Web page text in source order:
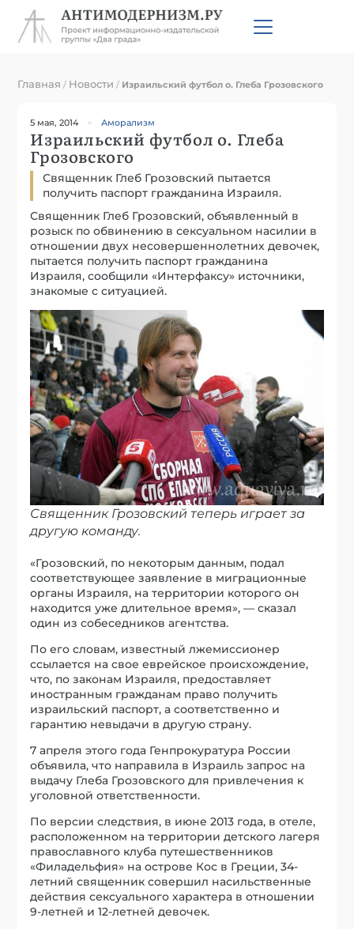
Главная / Новости / Израильский футбол о. Глеба Грозовского
5 мая, 2014 Аморализм
Израильский футбол о. Глеба
Грозовского
Священник Глеб Грозовский пытается
получить паспорт гражданина Израиля.
Священник Глеб Грозовский, объявленный в
розыск по обвинению в сексуальном насилии в
отношении двух несовершеннолетних девочек,
пытается получить паспорт гражданина
Израиля, сообщили «Интерфаксу» источники,
знакомые с ситуацией.
Священник Грозовский теперь играет за
другую команду.
«Грозовский, по некоторым данным, подал
соответствующее заявление в миграционные
органы Израиля, на территории которого он
находится уже длительное время», — сказал
один из собеседников агентства.
По его словам, известный лжемиссионер
ссылается на свое еврейское происхождение,
что, по законам Израиля, предоставляет
иностранным гражданам право получить
израильский паспорт, а соответственно и
гарантию невыдачи в другую страну.
7 апреля этого года Генпрокуратура России
объявила, что направила в Израиль запрос на
выдачу Глеба Грозовского для привлечения к
уголовной ответственности.
По версии следствия, в июне 2013 года, в отеле,
расположенном на территории детского лагеря
православного клуба путешественников
«Филадельфия» на острове Кос в Греции, 34-
летний священник совершил насильственные
действия сексуального характера в отношении
9-летней и 12-летней девочек.